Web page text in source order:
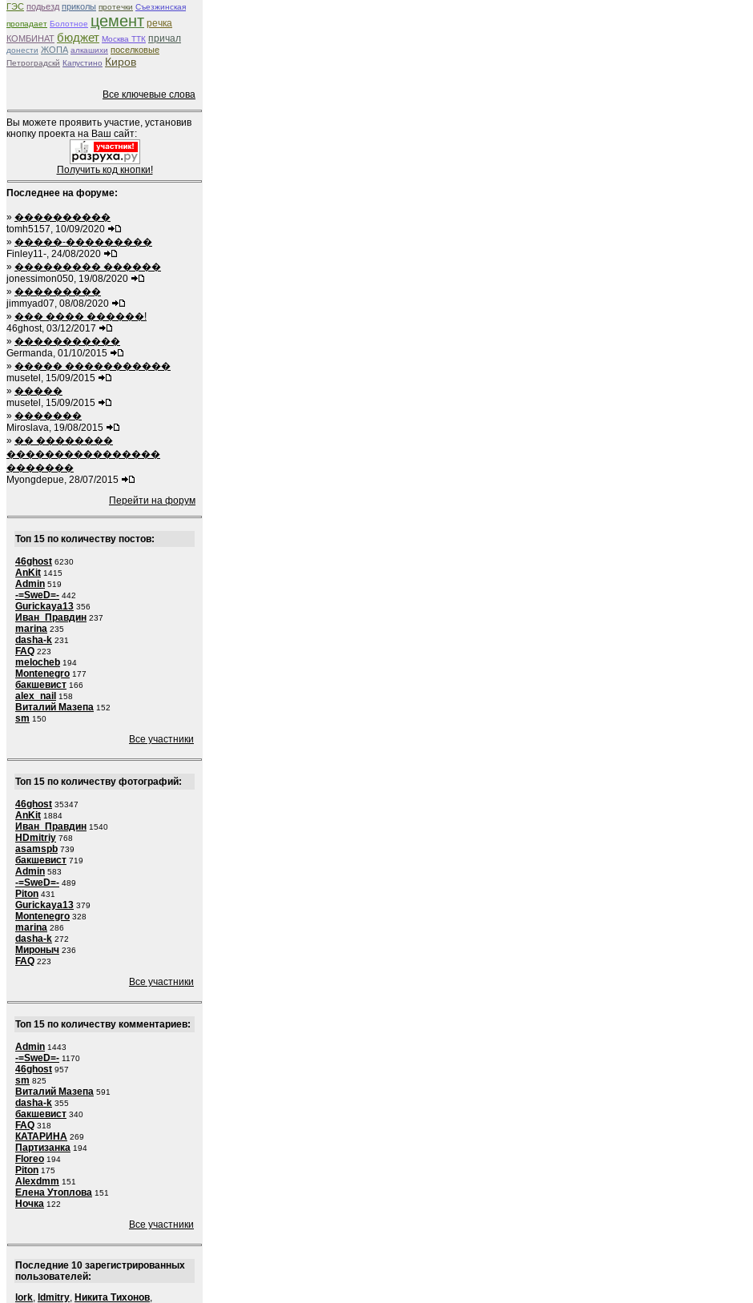
ГЭС подьезд приколы протечки Съезжинская
пропадает Болотное цемент речка
КОМБИНАТ бюджет Москва ТТК причал
донести ЖОПА алкашихи поселковые
Петроградскй Капустино Киров
Все ключевые слова
Вы можете проявить участие, установив
кнопку проекта на Ваш сайт:
Получить код кнопки!
Последнее на форуме:
» ����������
tomh5157, 10/09/2020
» �����-���������
Finley11-, 24/08/2020
» ��������� ������
jonessimon050, 19/08/2020
» ���������
jimmyad07, 08/08/2020
» ��� ���� ������!
46ghost, 03/12/2017
» �����������
Germanda, 01/10/2015
» ����� �����������
musetel, 15/09/2015
» �����
musetel, 15/09/2015
» �������
Miroslava, 19/08/2015
» �� ��������
����������������
�������
Myongdepue, 28/07/2015
Перейти на форум
Топ 15 по количеству постов:
46ghost 6230
AnKit 1415
Admin 519
-=SweD=- 442
Gurickaya13 356
Иван_Правдин 237
marina 235
dasha-k 231
FAQ 223
melocheb 194
Montenegro 177
бакшевист 166
alex_nail 158
Виталий Мазепа 152
sm 150
Все участники
Топ 15 по количеству фотографий:
46ghost 35347
AnKit 1884
Иван_Правдин 1540
HDmitriy 768
asamspb 739
бакшевист 719
Admin 583
-=SweD=- 489
Piton 431
Gurickaya13 379
Montenegro 328
marina 286
dasha-k 272
Мироныч 236
FAQ 223
Все участники
Топ 15 по количеству комментариев:
Admin 1443
-=SweD=- 1170
46ghost 957
sm 825
Виталий Мазепа 591
dasha-k 355
бакшевист 340
FAQ 318
КАТАРИНА 269
Партизанка 194
Floreo 194
Piton 175
Alexdmm 151
Елена Утоплова 151
Ночка 122
Все участники
Последние 10 зарегистрированных
пользователей:
lork, ldmitry, Никита Тихонов,